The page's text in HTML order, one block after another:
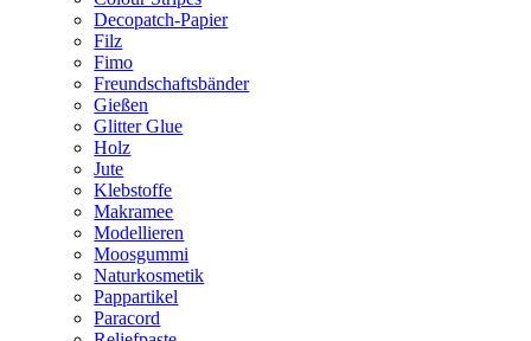
Decopatch-Papier
Filz
Fimo
Freundschaftsbänder
Gießen
Glitter Glue
Holz
Jute
Klebstoffe
Makramee
Modellieren
Moosgummi
Naturkosmetik
Pappartikel
Paracord